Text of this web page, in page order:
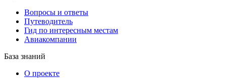
Вопросы и ответы
Путеводитель
Гид по интересным местам
Авиакомпании
База знаний
О проекте